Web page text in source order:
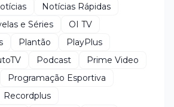
Notícias Rápidas
e Séries
OI TV
Plantão
PlayPlus
Podcast
Prime Video
Programação Esportiva
Recordplus